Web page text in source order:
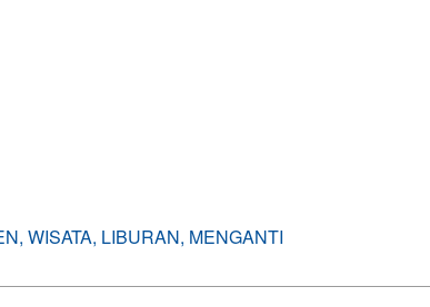
WISATA, LIBURAN, MENGANTI